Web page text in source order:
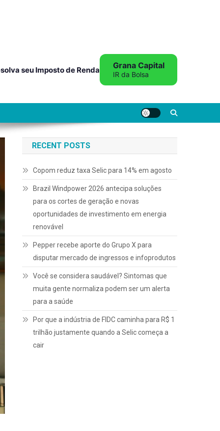
seu Imposto de Renda Grana Capital
IR da Bolsa
RECENT POSTS
Copom reduz taxa Selic para 14% em agosto
Brazil Windpower 2026 antecipa soluções
para os cortes de geração e novas
oportunidades de investimento em energia
renovável
Pepper recebe aporte do Grupo X para
disputar mercado de ingressos e infoprodutos
Você se considera saudável? Sintomas que
muita gente normaliza podem ser um alerta
para a saúde
Por que a indústria de FIDC caminha para R$ 1
trilhão justamente quando a Selic começa a
cair